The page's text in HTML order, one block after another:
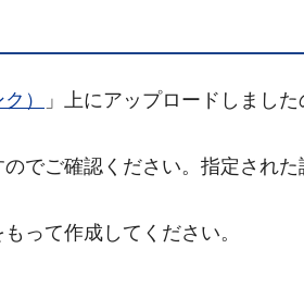
）
」上にアップロードしまし
でご確認ください。指定された
って作成してください。